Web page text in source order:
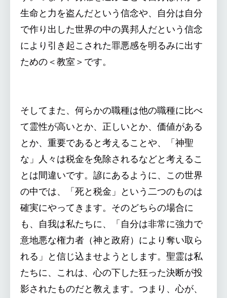
生命と力を盗んだという信念や、自分は自分
で作り出した世界の中の異邦人だという信念
により引き起こされた罪悪感を明るみに出す
ための＜教室＞です。
そしてまた、何らかの職種は他の職種に比べ
て霊性が高いとか、正しいとか、価値がある
とか、重要であると考えることや、「神聖
な」人々は税金を免除されるなどと考えるこ
とは間違いです。諺にあるように、この世界
の中では、「死と税金」という二つのものは
確実にやってきます。そのどちらの場合に
も、自我は私たちに、「自分は非常に強力で
意地悪な権力者（神と政府）により奪い取ら
れる」と信じ込ませようとします。聖霊は私
たちに、これは、心の下した狂った決断が投
影されたものだと教えます。つまり、心が、